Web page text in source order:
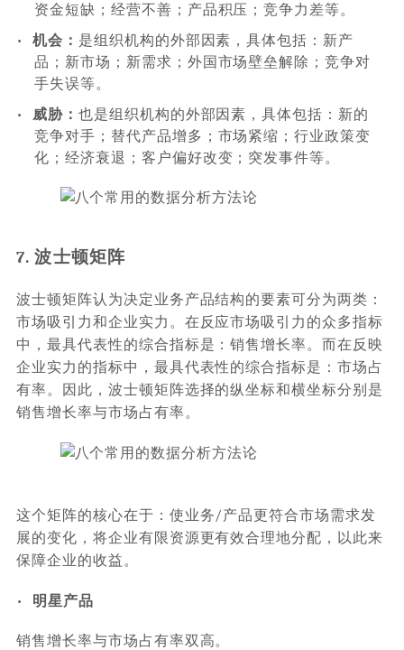
资金短缺；经营不善；产品积压；竞争力差等。
•
机会： 是组织机构的外部因素，具体包括：新产
品；新市场；新需求；外国市场壁垒解除；竞争对
手失误等。
•
威胁： 也是组织机构的外部因素，具体包括：新的
竞争对手；替代产品增多；市场紧缩；行业政策变
化；经济衰退；客户偏好改变；突发事件等。
7. 波士顿矩阵
波士顿矩阵认为决定业务产品结构的要素可分为两类：
市场吸引力和企业实力。在反应市场吸引力的众多指标
中，最具代表性的综合指标是：销售增长率。而在反映
企业实力的指标中，最具代表性的综合指标是：市场占
有率。因此，波士顿矩阵选择的纵坐标和横坐标分别是
销售增长率与市场占有率。
这个矩阵的核心在于：使业务/产品更符合市场需求发
展的变化，将企业有限资源更有效合理地分配，以此来
保障企业的收益。
• 明星产品
销售增长率与市场占有率双高。